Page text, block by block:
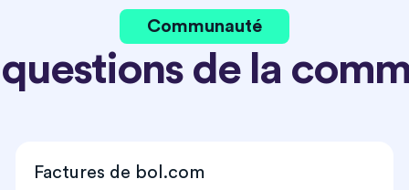
Communauté
de la
Factures de bol.com